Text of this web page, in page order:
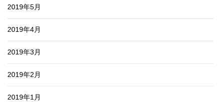
2019年5月
2019年4月
2019年3月
2019年2月
2019年1月